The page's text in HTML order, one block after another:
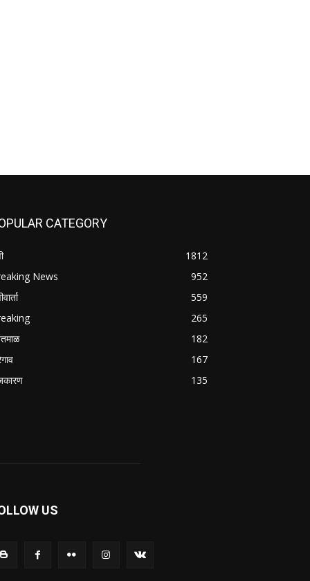
CATEGORY
1812
News
952
559
265
182
167
135
US